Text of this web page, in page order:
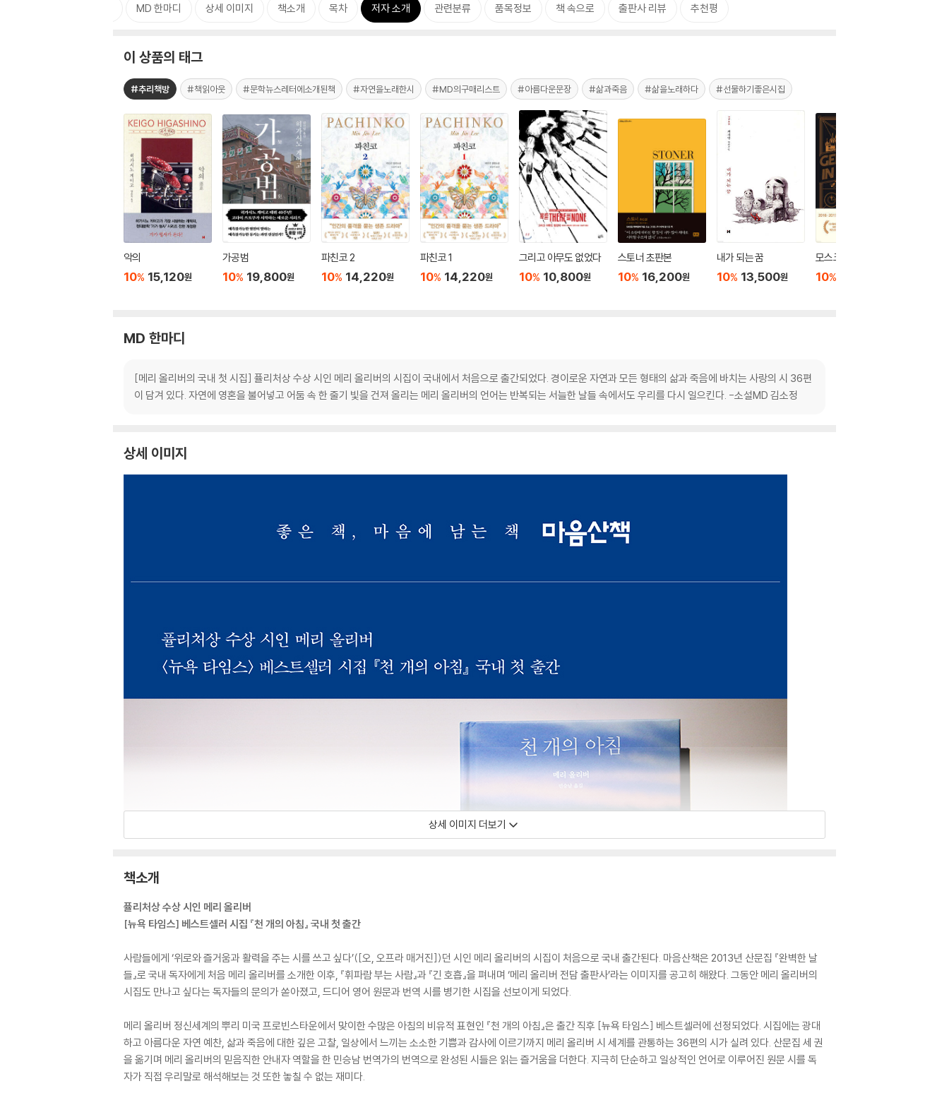
MD 한마디 상세 이미지 책소개 목차 저자 소개 관련분류 품목정보 책 속으로 출판사 리뷰 추천평
이 상품의 태그
#추리책방 #책읽아웃 #문학뉴스레터에소개된책 #자연을노래한시 #MD의구매리스트 #아름다운문장 #삶과죽음 #삶을노래하다 #선물하기좋은시집
악의
10% 15,120원
가공범
10% 19,800원
파친코 2
10% 14,220원
파친코 1
10% 14,220원
그리고 아무도 없었다
10% 10,800원
스토너 초판본
10% 16,200원
내가 되는 꿈
10% 13,500원
모스크바의 신사
10%
MD 한마디
[메리 올리버의 국내 첫 시집] 퓰리처상 수상 시인 메리 올리버의 시집이 국내에서 처음으로 출간되었다. 경이로운 자연과 모든 형태의 삶과 죽음에 바치는 사랑의 시 36편
이 담겨 있다. 자연에 영혼을 불어넣고 어둠 속 한 줄기 빛을 건져 올리는 메리 올리버의 언어는 반복되는 서늘한 날들 속에서도 우리를 다시 일으킨다. -소설MD 김소정
상세 이미지
상세 이미지 더보기
책소개
퓰리처상 수상 시인 메리 올리버
[뉴욕 타임스] 베스트셀러 시집 『천 개의 아침』 국내 첫 출간
사람들에게 ‘위로와 즐거움과 활력을 주는 시를 쓰고 싶다’([오, 오프라 매거진])던 시인 메리 올리버의 시집이 처음으로 국내 출간된다. 마음산책은 2013년 산문집 『완벽한 날
들』로 국내 독자에게 처음 메리 올리버를 소개한 이후, 『휘파람 부는 사람』과 『긴 호흡』을 펴내며 ‘메리 올리버 전담 출판사’라는 이미지를 공고히 해왔다. 그동안 메리 올리버의
시집도 만나고 싶다는 독자들의 문의가 쏟아졌고, 드디어 영어 원문과 번역 시를 병기한 시집을 선보이게 되었다.
메리 올리버 정신세계의 뿌리 미국 프로빈스타운에서 맞이한 수많은 아침의 비유적 표현인 『천 개의 아침』은 출간 직후 [뉴욕 타임스] 베스트셀러에 선정되었다. 시집에는 광대
하고 아름다운 자연 예찬, 삶과 죽음에 대한 깊은 고찰, 일상에서 느끼는 소소한 기쁨과 감사에 이르기까지 메리 올리버 시 세계를 관통하는 36편의 시가 실려 있다. 산문집 세 권
을 옮기며 메리 올리버의 믿음직한 안내자 역할을 한 민승남 번역가의 번역으로 완성된 시들은 읽는 즐거움을 더한다. 지극히 단순하고 일상적인 언어로 이루어진 원문 시를 독
자가 직접 우리말로 해석해보는 것 또한 놓칠 수 없는 재미다.